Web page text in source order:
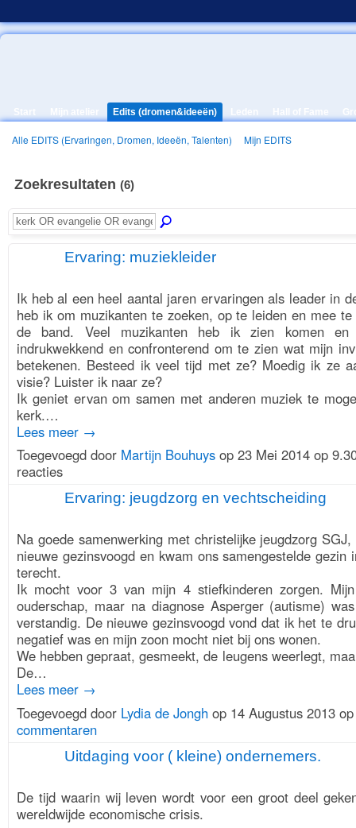
Start Mijn atelier Edits (dromen&ideeën) Leden Hall of Fame
Alle EDITS (Ervaringen, Dromen, Ideeën, Talenten) Mijn EDITS
Zoekresultaten (6)
Ervaring: muziekleider
Ik heb al een heel aantal jaren ervaringen als leader in
heb ik om muzikanten te zoeken, op te leiden en mee
de band. Veel muzikanten heb ik zien komen
indrukwekkend en confronterend om te zien wat mijn
betekenen. Besteed ik veel tijd met ze? Moedig ik ze
visie? Luister ik naar ze?
Ik geniet ervan om samen met anderen muziek te
kerk.…
Lees meer →
Toegevoegd door Martijn Bouhuys op 23 Mei 2014 op
reacties
Ervaring: jeugdzorg en vechtscheiding
Na goede samenwerking met christelijke jeugdzorg
nieuwe gezinsvoogd en kwam ons samengestelde gezin
terecht.
Ik mocht voor 3 van mijn 4 stiefkinderen zorgen.
ouderschap, maar na diagnose Asperger (autisme)
verstandig. De nieuwe gezinsvoogd vond dat ik het te
negatief was en mijn zoon mocht niet bij ons wonen.
We hebben gepraat, gesmeekt, de leugens weerlegt,
De…
Lees meer →
Toegevoegd door Lydia de Jongh op 14 Augustus 2013
commentaren
Uitdaging voor ( kleine) ondernemers.
De tijd waarin wij leven wordt voor een groot deel
wereldwijde economische crisis.